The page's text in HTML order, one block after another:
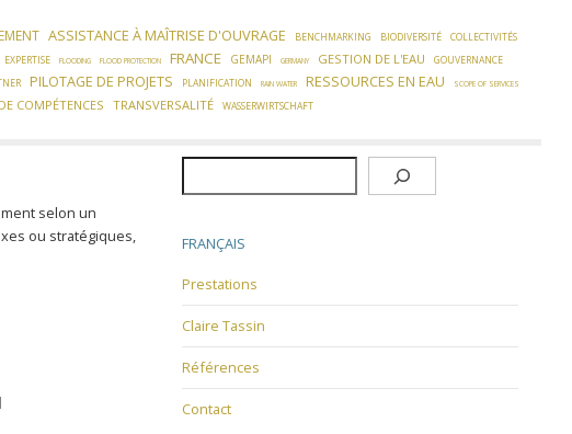
ASSISTANCE À MAÎTRISE D'OUVRAGE BENCHMARKING BIODIVERSITÉ
COLLECTIVITÉS
EXPERTISE FLOODING FLOOD PROTECTION FRANCE GEMAPI GERMANY GESTION DE L'EAU GOUVERNANCE
PILOTAGE DE PROJETS PLANIFICATION RAIN WATER RESSOURCES EN EAU SCOPE OF SERVICES
COMPÉTENCES TRANSVERSALITÉ WASSERWIRTSCHAFT
selon un
ou stratégiques,
FRANÇAIS
Prestations
Claire Tassin
Références
Contact